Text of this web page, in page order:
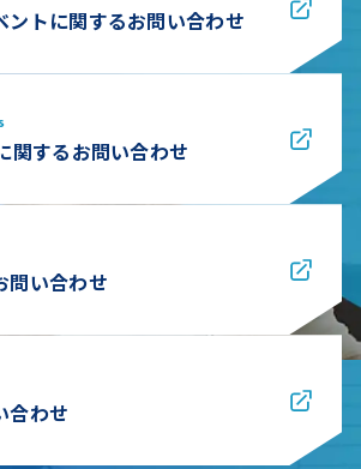
ントに関するお問い合わせ
関するお問い合わせ
問い合わせ
合わせ